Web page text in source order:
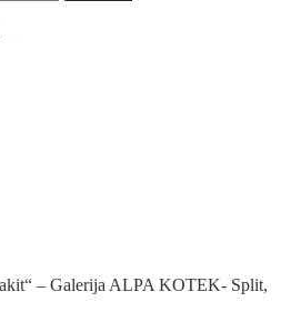
– Galerija ALPA KOTEK- Split,